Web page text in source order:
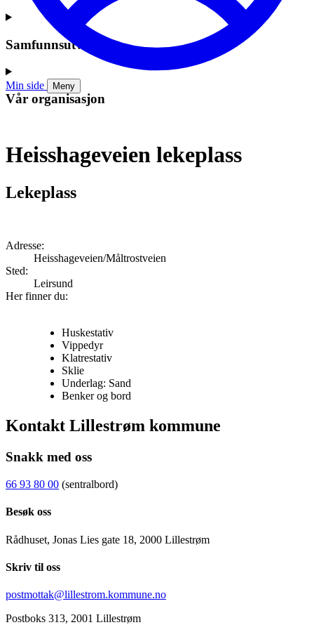
Min side Meny
Samfunnsutvikling
Vår organisasjon
Heisshageveien lekeplass
Lekeplass
Adresse:
Heisshageveien/Måltrostveien
Sted:
Leirsund
Her finner du:
Huskestativ
Vippedyr
Klatrestativ
Sklie
Underlag: Sand
Benker og bord
Kontakt Lillestrøm kommune
Snakk med oss
66 93 80 00 (sentralbord)
Besøk oss
Rådhuset, Jonas Lies gate 18, 2000 Lillestrøm
Skriv til oss
postmottak@lillestrom.kommune.no
Postboks 313, 2001 Lillestrøm